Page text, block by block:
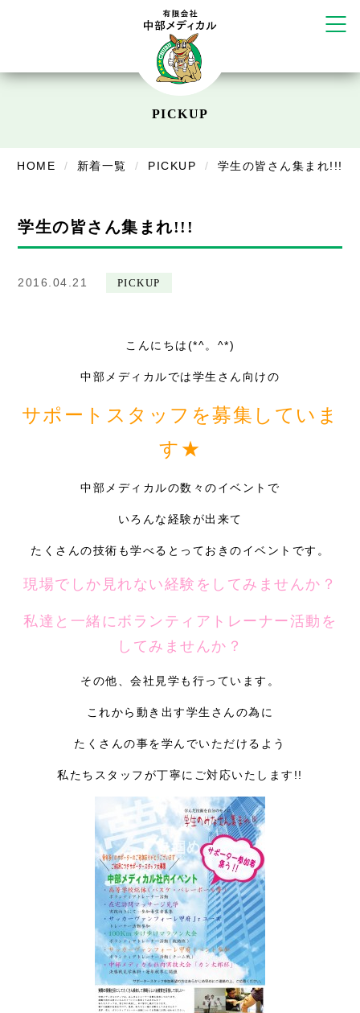
塚店
デイサービスあやめ
在宅部門事務所
症例別施術
採用情報
PICKUP
HOME 新着一覧 PICKUP 学生の皆さん集まれ!!!
学生の皆さん集まれ!!!
2016.04.21 PICKUP
こんにちは(*^。^*)
中部メディカルでは学生さん向けの
サポートスタッフを募集していま
す★
中部メディカルの数々のイベントで
いろんな経験が出来て
たくさんの技術も学べるとっておきのイベントです。
現場でしか見れない経験をしてみませんか？
私達と一緒にボランティアトレーナー活動を
してみませんか？
その他、会社見学も行っています。
これから動き出す学生さんの為に
たくさんの事を学んでいただけるよう
私たちスタッフが丁寧にご対応いたします!!